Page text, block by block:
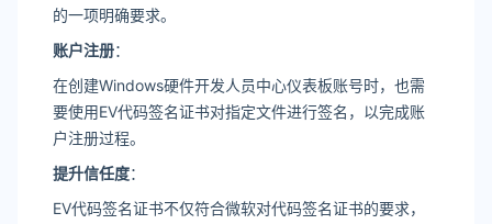
的一项明确要求。
账户注册：
在创建Windows硬件开发人员中心仪表板账号时，也需
要使用EV代码签名证书对指定文件进行签名，以完成账
户注册过程。
提升信任度：
EV代码签名证书不仅符合微软对代码签名证书的要求，